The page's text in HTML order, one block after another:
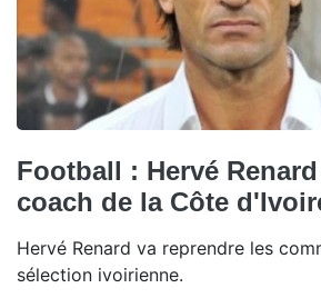
Football : Hervé
coach de la Côte
Hervé Renard va reprendre les
sélection ivoirienne.